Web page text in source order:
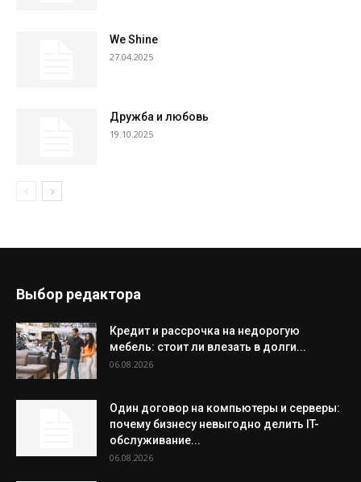
We Shine
27.04.2025
Дружба и любовь
19.10.2025
Выбор редактора
Кредит и рассрочка на недорогую
мебель: стоит ли влезать в долги...
06.08.2026
Один договор на компьютеры и серверы:
почему бизнесу невыгодно делить IT-
обслуживание...
06.08.2026